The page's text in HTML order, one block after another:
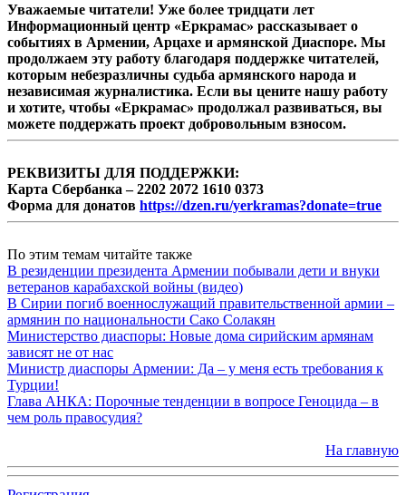
Уважаемые читатели! Уже более тридцати лет
Информационный центр «Еркрамас» рассказывает о
событиях в Армении, Арцахе и армянской Диаспоре. Мы
продолжаем эту работу благодаря поддержке читателей,
которым небезразличны судьба армянского народа и
независимая журналистика. Если вы цените нашу работу
и хотите, чтобы «Еркрамас» продолжал развиваться, вы
можете поддержать проект добровольным взносом.
РЕКВИЗИТЫ ДЛЯ ПОДДЕРЖКИ:
Карта Сбербанка – 2202 2072 1610 0373
Форма для донатов https://dzen.ru/yerkramas?donate=true
По этим темам читайте также
В резиденции президента Армении побывали дети и внуки
ветеранов карабахской войны (видео)
В Сирии погиб военнослужащий правительственной армии –
армянин по национальности Сако Солакян
Министерство диаспоры: Новые дома сирийским армянам
зависят не от нас
Министр диаспоры Армении: Да – у меня есть требования к
Турции!
Глава АНКА: Порочные тенденции в вопросе Геноцида – в
чем роль правосудия?
На главную